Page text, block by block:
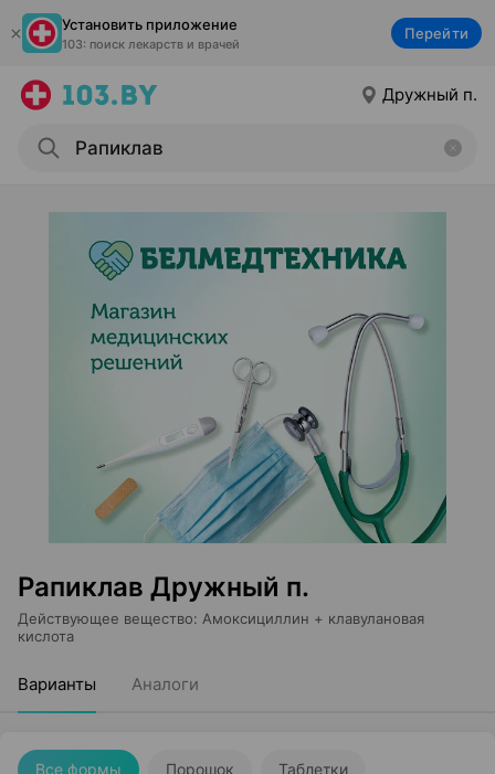
Установить приложение
103: поиск лекарств и врачей
Перейти
Дружный п.
Рапиклав Дружный п.
Действующее вещество: Амоксициллин + клавулановая
кислота
Варианты Аналоги
Все формы Порошок Таблетки